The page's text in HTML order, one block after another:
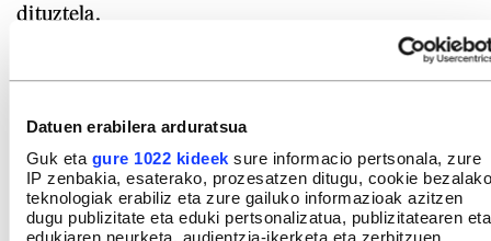
Datuen erabilera arduratsua
Guk eta gure 1022 kideek sure informacio pertsonala, zure
IP zenbakia, esaterako, prozesatzen ditugu, cookie bezalako
teknologiak erabiliz eta zure gailuko informazioak azitzen
dugu publizitate eta eduki pertsonalizatua, publizitatearen eta
edukiaren neurketa, audientzia-ikerketa eta zerbitzuen
dituztela.